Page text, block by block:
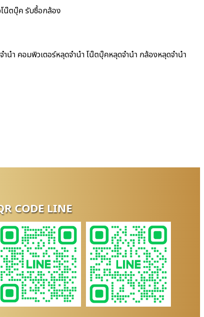
น๊ตบุ๊ค รับซื้อกล้อง
นำ คอมพิวเตอร์หลุดจำนำ โน๊ตบุ๊คหลุดจำนำ กล้องหลุดจำนำ
CODE LINE